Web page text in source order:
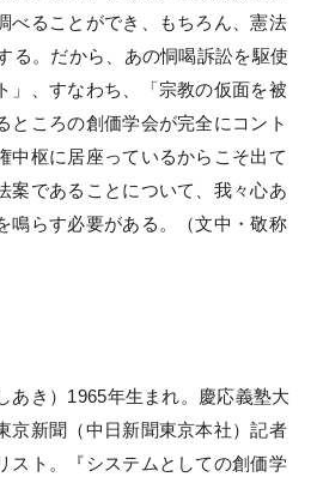
べることができ、もちろん、憲法
る。だから、あの恫喝訴訟を駆使
」、すなわち、「宗教の仮面を被
ところの創価学会が完全にコント
中枢に居座っているからこそ出て
案であることについて、我々心あ
鳴らす必要がある。（文中・敬称
あき）1965年生まれ。慶応義塾大
京新聞（中日新聞東京本社）記者
スト。『システムとしての創価学